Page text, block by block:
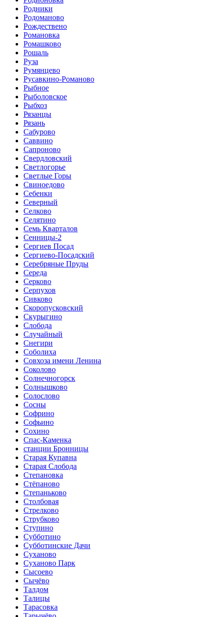
Родники
Родоманово
Рождествено
Романовка
Ромашково
Рошаль
Руза
Румянцево
Русавкино-Романово
Рыбное
Рыболовское
Рыбхоз
Рязанцы
Рязань
Сабурово
Саввино
Сапроново
Свердловский
Светлогорье
Светлые Горы
Свиноедово
Себенки
Северный
Селково
Селятино
Семь Кварталов
Сенницы-2
Сергиев Посад
Сергиево-Посадский
Серебряные Пруды
Середа
Серково
Серпухов
Сивково
Скоропусковский
Скурыгино
Слобода
Случайный
Снегири
Соболиха
Совхоза имени Ленина
Соколово
Солнечногорск
Солнышково
Солослово
Сосны
Софрино
Софьино
Сохино
Спас-Каменка
станции Бронницы
Старая Купавна
Старая Слобода
Степановка
Стёпаново
Степаньково
Столбовая
Стрелково
Струбково
Ступино
Субботино
Субботинские Дачи
Суханово
Суханово Парк
Сысоево
Сычёво
Талдом
Талицы
Тарасовка